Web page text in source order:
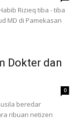
Rizieq tiba - tiba
MD di Pamekasan
Dokter dan
0
beredar
ribuan netizen